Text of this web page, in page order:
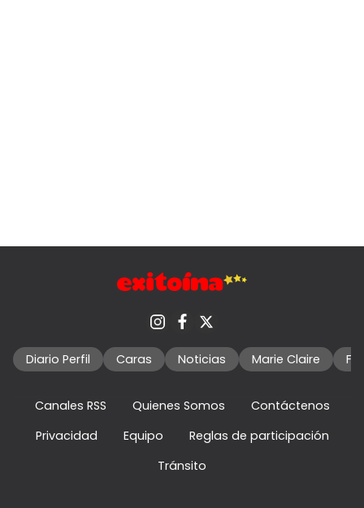
Diario Perfil Caras Noticias Marie Claire
Canales RSS Quienes Somos
Contáctenos
Privacidad
Equipo
Reglas de participación
Tránsito